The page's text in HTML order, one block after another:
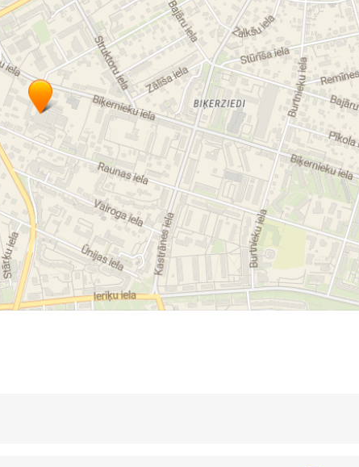
автодиагностика
коробок передач
диагноз
передач
ремонт гидротрансформаторов
смена масла в автоматической трансмиссии
трансмиссии
ремонт коробок передач в Пурвциемсе
Тейке
ремонт коробок передач на Югле
шкатулка и Ко
районе ВЭФ
ремонт коробок передач на ул. Бикерниеку
автосервис
авто сервис
гидротрансформаторы солейды